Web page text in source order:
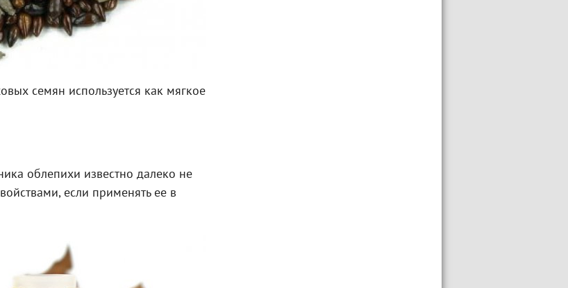
семян используется как мягкое
облепихи известно далеко не
если применять ее в